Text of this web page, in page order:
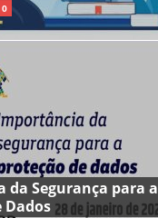
0
da Segurança para a
Dados